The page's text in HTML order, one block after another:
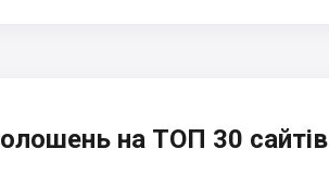
на ТОП 30 сайтів